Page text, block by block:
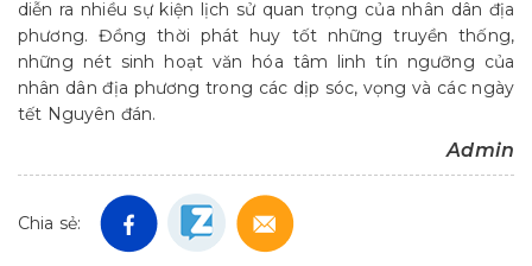
diễn ra nhiều sự kiện lịch sử quan trọng của nhân dân địa
phương. Đồng thời phát huy tốt những truyền thống,
những nét sinh hoạt văn hóa tâm linh tín ngưỡng của
nhân dân địa phương trong các dịp sóc, vọng và các ngày
tết Nguyên đán.
Admin
Chia sẻ: